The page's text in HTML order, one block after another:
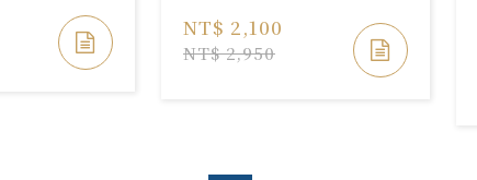
NT$ 2,100
NT$ 2,950